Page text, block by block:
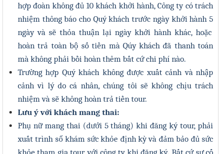
hợp đoàn không đủ 10 khách khởi hành, Công ty có trách
nhiệm thông báo cho Quý khách trước ngày khởi hành 5
ngày và sẽ thỏa thuận lại ngày khởi hành khác, hoặc
hoàn trả toàn bộ số tiền mà Qúy khách đã thanh toán
mà không phải bồi hoàn thêm bất cứ chi phí nào.
Trường hợp Quý khách không được xuất cảnh và nhập
cảnh vì lý do cá nhân, chúng tôi sẽ không chịu trách
nhiệm và sẽ không hoàn trả tiền tour.
Lưu ý với khách mang thai:
Phụ nữ mang thai (dưới 5 tháng) khi đăng ký tour, phải
xuất trình sổ khám sức khỏe định kỳ và đảm bảo đủ sức